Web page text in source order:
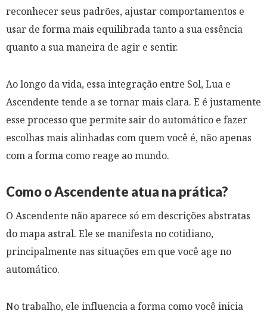
reconhecer seus padrões, ajustar comportamentos e
usar de forma mais equilibrada tanto a sua essência
quanto a sua maneira de agir e sentir.
Ao longo da vida, essa integração entre Sol, Lua e
Ascendente tende a se tornar mais clara. E é justamente
esse processo que permite sair do automático e fazer
escolhas mais alinhadas com quem você é, não apenas
com a forma como reage ao mundo.
Como o Ascendente atua na prática?
O Ascendente não aparece só em descrições abstratas
do mapa astral. Ele se manifesta no cotidiano,
principalmente nas situações em que você age no
automático.
No trabalho, ele influencia a forma como você inicia